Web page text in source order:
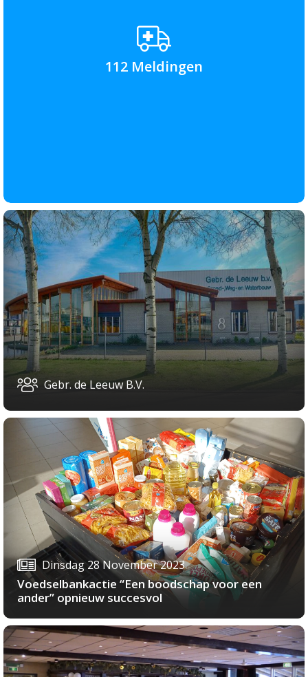
112 Meldingen
Gebr. de Leeuw B.V.
Dinsdag 28 November 2023
Voedselbankactie “Een boodschap voor een
ander” opnieuw succesvol